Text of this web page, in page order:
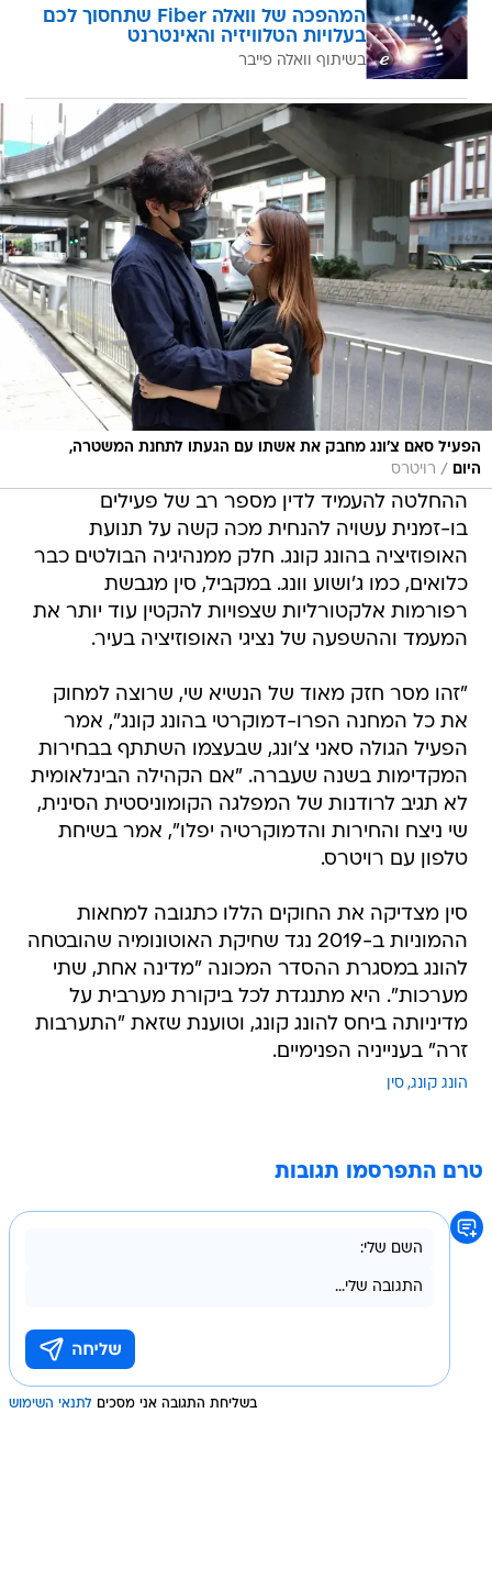
המהפכה של וואלה Fiber שתחסוך לכם
בעלויות הטלוויזיה והאינטרנט
בשיתוף וואלה פייבר
הפעיל סאם צ'ונג מחבק את אשתו עם הגעתו לתחנת המשטרה,
היום
/ רויטרס
ההחלטה להעמיד לדין מספר רב של פעילים
בו-זמנית עשויה להנחית מכה קשה על תנועת
האופוזיציה בהונג קונג. חלק ממנהיגיה הבולטים כבר
כלואים, כמו ג'ושוע וונג. במקביל, סין מגבשת
רפורמות אלקטורליות שצפויות להקטין עוד יותר את
המעמד וההשפעה של נציגי האופוזיציה בעיר.
"זהו מסר חזק מאוד של הנשיא שי, שרוצה למחוק
את כל המחנה הפרו-דמוקרטי בהונג קונג", אמר
הפעיל הגולה סאני צ'ונג, שבעצמו השתתף בבחירות
המקדימות בשנה שעברה. "אם הקהילה הבינלאומית
לא תגיב לרודנות של המפלגה הקומוניסטית הסינית,
שי ניצח והחירות והדמוקרטיה יפלו", אמר בשיחת
טלפון עם רויטרס.
סין מצדיקה את החוקים הללו כתגובה למחאות
ההמוניות ב-2019 נגד שחיקת האוטונומיה שהובטחה
להונג במסגרת ההסדר המכונה "מדינה אחת, שתי
מערכות". היא מתנגדת לכל ביקורת מערבית על
מדיניותה ביחס להונג קונג, וטוענת שזאת "התערבות
זרה" בענייניה הפנימיים.
הונג קונג סין
טרם התפרסמו תגובות
בשליחת התגובה אני מסכים לתנאי השימוש